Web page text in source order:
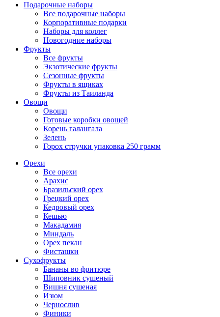
Подарочные наборы
Все подарочные наборы
Корпоративные подарки
Наборы для коллег
Новогодние наборы
Фрукты
Все фрукты
Экзотические фрукты
Сезонные фрукты
Фрукты в ящиках
Фрукты из Таиланда
Овощи
Овощи
Готовые коробки овощей
Корень галангала
Зелень
Горох стручки упаковка 250 грамм
Орехи
Все орехи
Арахис
Бразильский орех
Грецкий орех
Кедровый орех
Кешью
Макадамия
Миндаль
Орех пекан
Фисташки
Сухофрукты
Бананы во фритюре
Шиповник сушеный
Вишня сушеная
Изюм
Чернослив
Финики